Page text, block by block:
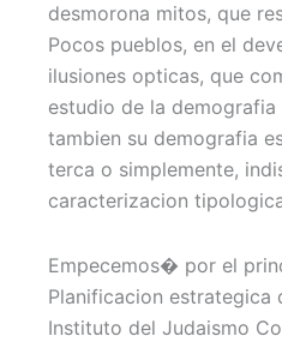
desmorona mitos, que
Pocos pueblos, en el
ilusiones opticas, que
estudio de la
tambien su demografia
terca o simplemente,
caracterizacion
Empecemos� por el
Planificacion estrategica
Instituto del Judaismo